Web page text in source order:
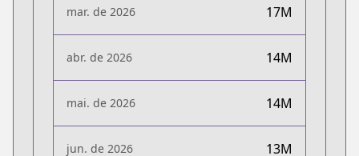
mar. de 2026 17M
abr. de 2026 14M
mai. de 2026 14M
jun. de 2026 13M